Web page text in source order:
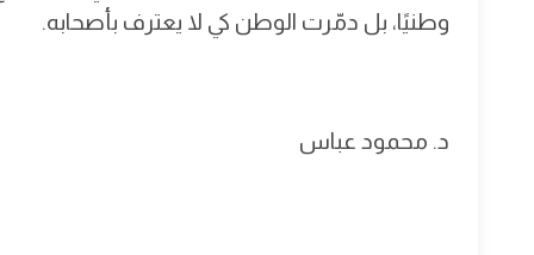
وطنيًا، بل دمّرت الوطن كي لا يعترف بأصحابه.
د. محمود عباس